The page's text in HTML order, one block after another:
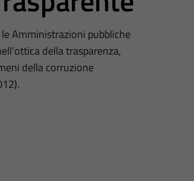
Amministrazioni pubbliche
della trasparenza,
della corruzione